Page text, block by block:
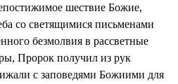
шествие Божие,
со светящимися письменами
безмолвия в рассветные
Пророк получил из рук
с заповедями Божиими для